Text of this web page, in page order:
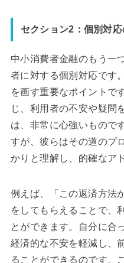
セクション2：個別対
中小消費者金融のもう一
者に対する個別対応です
を画す重要なポイントで
じ、利用者の不安や疑問
は、非常に心強いもので
すが、彼らはその道のプ
かりと理解し、的確なア
例えば、「この返済方法
をしてもらえることで、
とができます。自分に合
経済的な不安を軽減し、
ることができるのです。